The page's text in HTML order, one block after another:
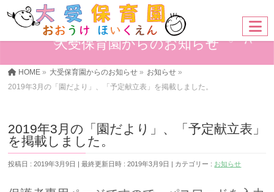
大受保育園からのお知らせ
HOME » 大受保育園からのお知らせ » お知らせ »
2019年3月の「園だより」、「予定献立表」を掲載しました。
2019年3月の「園だより」、「予定献立表」
を掲載しました。
投稿日 : 2019年3月9日 最終更新日時 : 2019年3月9日 カテゴリー : お知らせ